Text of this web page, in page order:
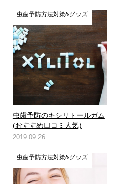
虫歯予防方法対策&グッズ
虫歯予防のキシリトールガム
(おすすめ口コミ人気)
2019.09.26
虫歯予防方法対策&グッズ